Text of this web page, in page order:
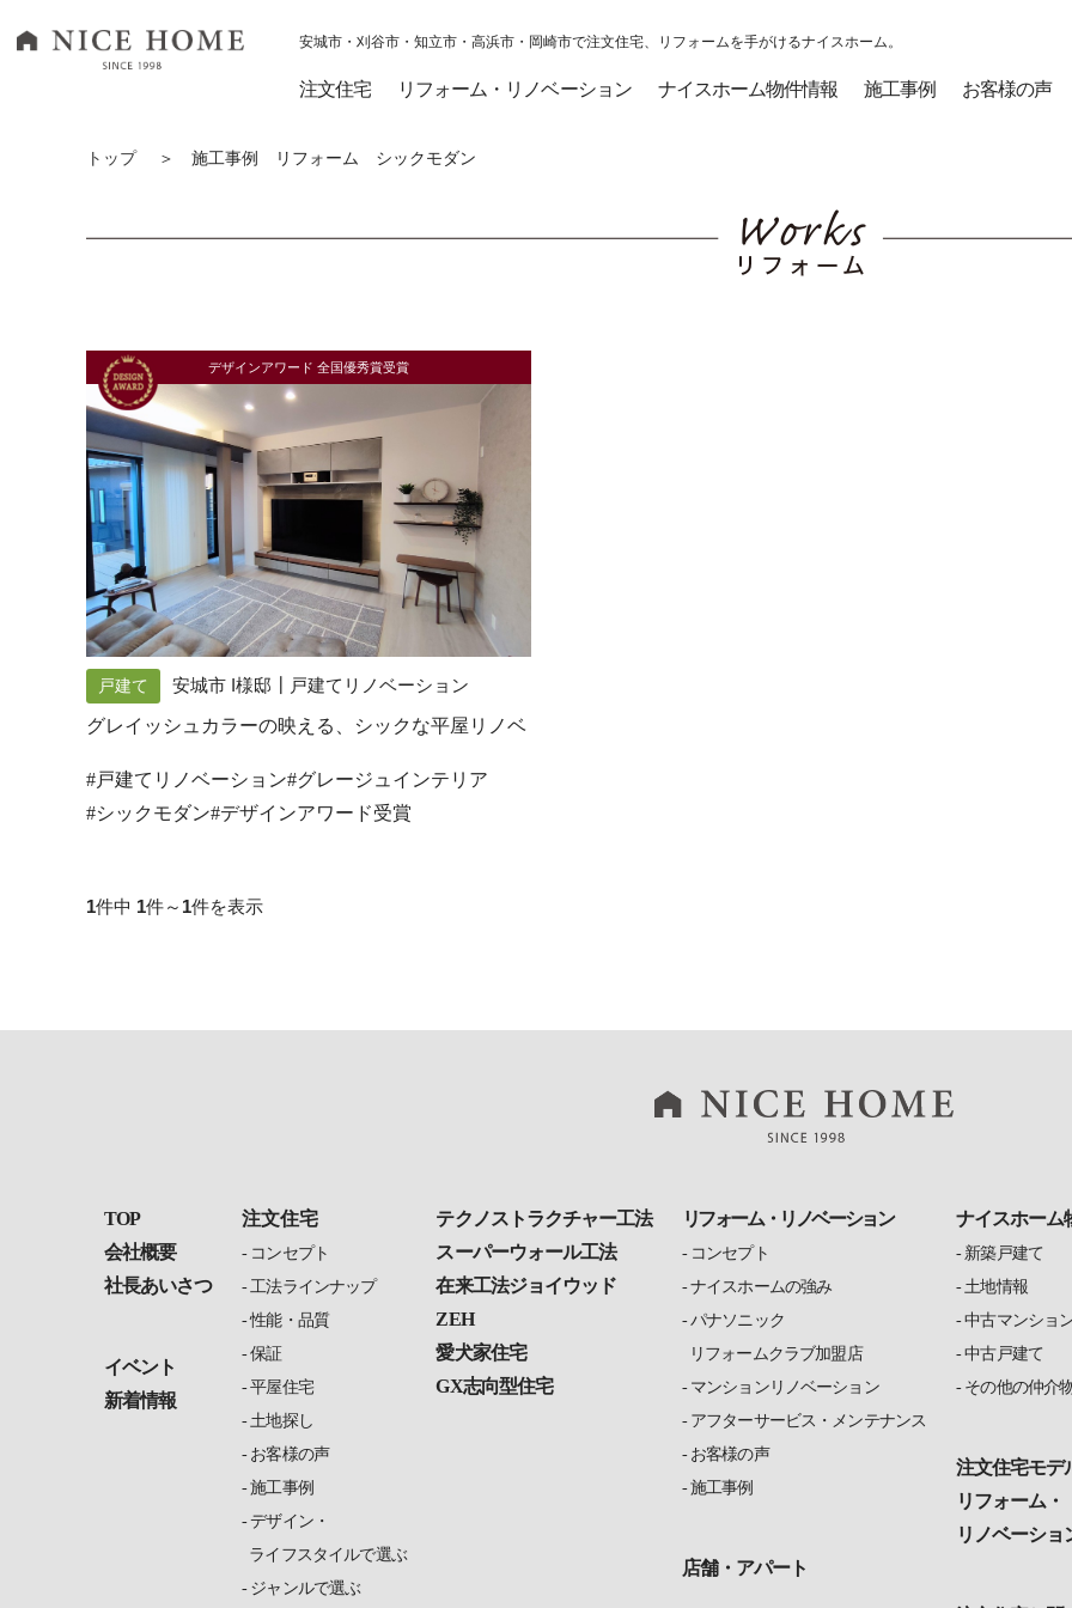
ナイスホーム トップページへ移動
安城市・刈谷市・知立市・高浜市・岡崎市で注文住宅、リフォームを手がけるナイスホーム。
注文住宅 リフォーム・リノベーション ナイスホーム物件情報 施工事例 お客様の声
トップ ＞ 施工事例 リフォーム シックモダン
デザインアワード 全国優秀賞受賞
戸建て
安城市 I様邸┃戸建てリノベーション
グレイッシュカラーの映える、シックな平屋リノベ
#戸建てリノベーション#グレージュインテリア
#シックモダン#デザインアワード受賞
1件中 1件～ 1件を表示
TOP
会社概要
社長あいさつ
イベント
新着情報
注文住宅
コンセプト
工法ラインナップ
性能・品質
保証
平屋住宅
土地探し
お客様の声
施工事例
デザイン・
ライフスタイルで選ぶ
ジャンルで選ぶ
テクノストラクチャー工法
スーパーウォール工法
在来工法ジョイウッド
ZEH
愛犬家住宅
GX志向型住宅
リフォーム・リノベーション
コンセプト
ナイスホームの強み
パナソニック
リフォームクラブ加盟店
マンションリノベーション
アフターサービス・メンテナンス
お客様の声
施工事例
店舗・アパート
ナイスホーム
新築戸建て
土地情報
中古マンショ
中古戸建て
その他の仲介
注文住宅モデ
リフォーム・
リノベーショ